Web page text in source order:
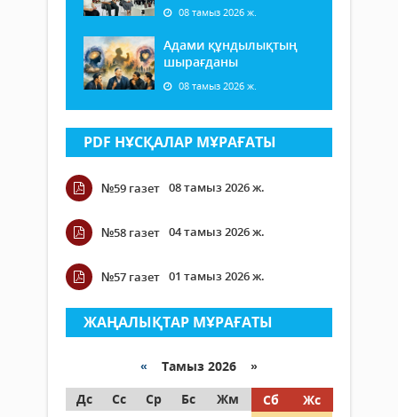
08 тамыз 2026 ж.
Адами құндылықтың
шырағданы
08 тамыз 2026 ж.
PDF НҰСҚАЛАР МҰРАҒАТЫ
№59 газет 08 тамыз 2026 ж.
№58 газет 04 тамыз 2026 ж.
№57 газет 01 тамыз 2026 ж.
ЖАҢАЛЫҚТАР МҰРАҒАТЫ
« Тамыз 2026 »
Дс
Сс Ср Бс Жм Сб
Жс